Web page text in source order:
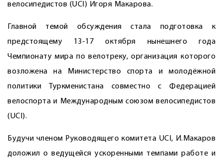
велосипедистов (UCI) Игоря Макарова.
Главной темой обсуждения стала подготовка к
предстоящему 13-17 октября нынешнего года
Чемпионату мира по велотреку, организация которого
возложена на Министерство спорта и молодёжной
политики Туркменистана совместно с Федерацией
велоспорта и Международным союзом велосипедистов
(UCI).
Будучи членом Руководящего комитета UCI, И.Макаров
доложил о ведущейся ускоренными темпами работе и